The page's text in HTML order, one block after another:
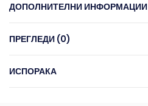
ДОПОЛНИТЕЛНИ ИНФОРМАЦИИ
ПРЕГЛЕДИ (0)
ИСПОРАКА